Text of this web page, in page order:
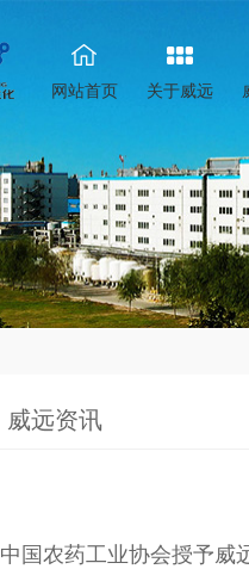
网站首页 关于威远
威远资讯
中国农药工业协会授予威